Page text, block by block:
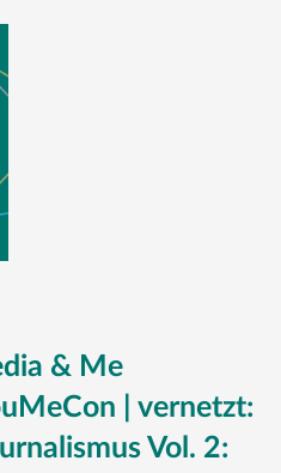
& Me
| vernetzt:
Vol. 2: